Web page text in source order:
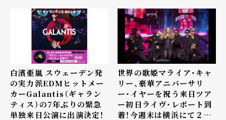
白濱亜嵐 スウェーデン発
の実力派EDMヒットメー
カーGalantis（ギャラン
ティス）の7年ぶりの緊急
単独来日公演に出演決定！
世界の歌姫マライア・キャ
リー、豪華アニバーサリ
ー・イヤーを祝う来日ツア
ー初日ライヴ・レポート到
着！今週末は横浜にて２日